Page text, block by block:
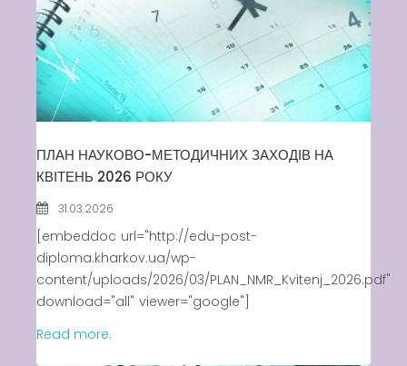
ПЛАН НАУКОВО-МЕТОДИЧНИХ ЗАХОДІВ НА
КВІТЕНЬ 2026 РОКУ
31.03.2026
[embeddoc url="http://edu-post-
diploma.kharkov.ua/wp-
content/uploads/2026/03/PLAN_NMR_Kvitenj_2026.pdf"
download="all" viewer="google"]
Read more.